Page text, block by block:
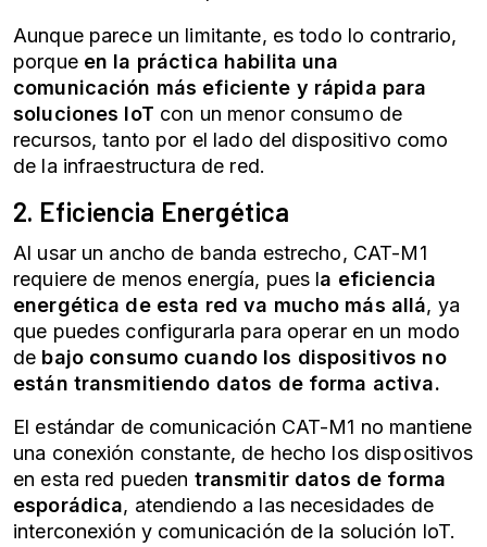
Aunque parece un limitante, es todo lo contrario,
porque en la práctica habilita una
comunicación más eficiente y rápida para
soluciones IoT con un menor consumo de
recursos, tanto por el lado del dispositivo como
de la infraestructura de red.
2. Eficiencia Energética
Al usar un ancho de banda estrecho, CAT-M1
requiere de menos energía, pues la eficiencia
energética de esta red va mucho más allá, ya
que puedes configurarla para operar en un modo
de bajo consumo cuando los dispositivos no
están transmitiendo datos de forma activa.
El estándar de comunicación CAT-M1 no mantiene
una conexión constante, de hecho los dispositivos
en esta red pueden transmitir datos de forma
esporádica, atendiendo a las necesidades de
interconexión y comunicación de la solución IoT.